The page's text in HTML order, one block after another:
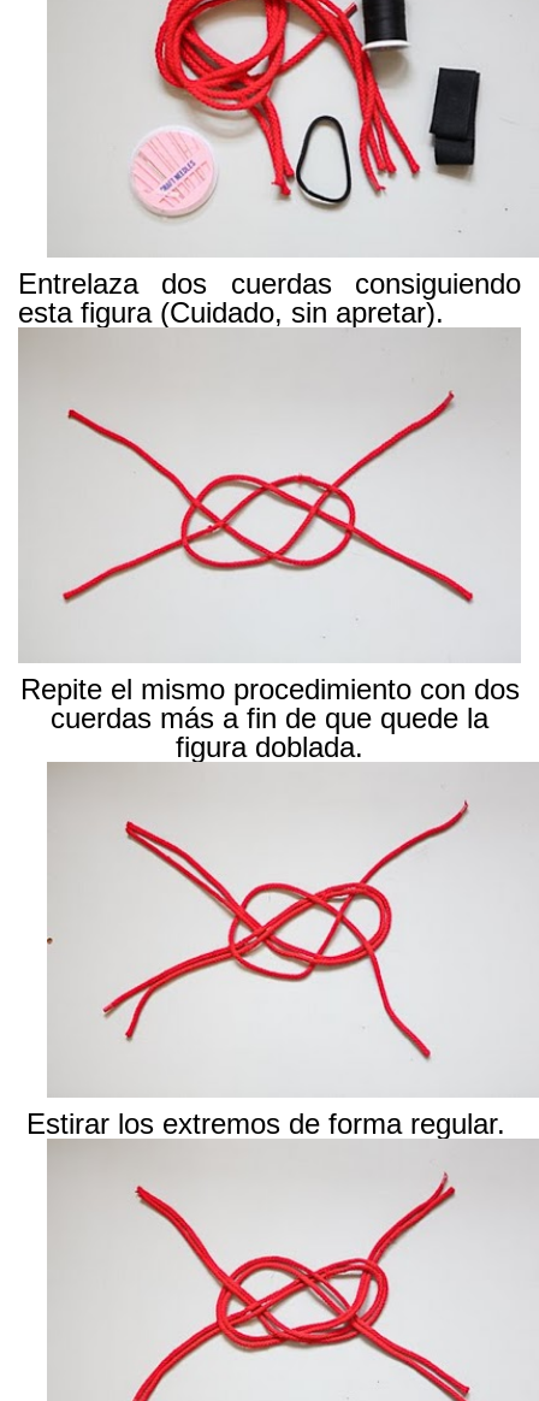
Entrelaza dos cuerdas consiguiendo
esta figura (Cuidado, sin apretar).
Repite el mismo procedimiento con dos
cuerdas más a fin de que quede la
figura doblada.
Estirar los extremos de forma regular.